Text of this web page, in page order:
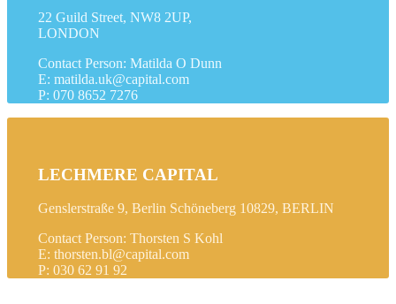
22 Guild Street, NW8 2UP,
LONDON
Contact Person: Matilda O Dunn
E: matilda.uk@capital.com
P: 070 8652 7276
LECHMERE CAPITAL
Genslerstraße 9, Berlin Schöneberg 10829, BERLIN
Contact Person: Thorsten S Kohl
E: thorsten.bl@capital.com
P: 030 62 91 92